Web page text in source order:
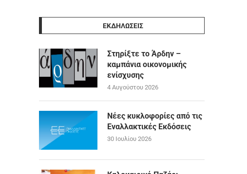
ΕΚΔΗΛΩΣΕΙΣ
Στηρίξτε το Άρδην –
καμπάνια οικονομικής
ενίσχυσης
4 Αυγούστου 2026
Νέες κυκλοφορίες από τις
Εναλλακτικές Εκδόσεις
30 Ιουλίου 2026